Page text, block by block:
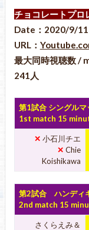
チョコレートプ
Date：2020/9/11
URL：
最大同時視聴数 /
241人
第1試合 シングル
1st match 15
✕ 小石川チエ
✕ Chie
Koishikawa
第2試合 ハンディ
2nd match 15
さくらえみ＆